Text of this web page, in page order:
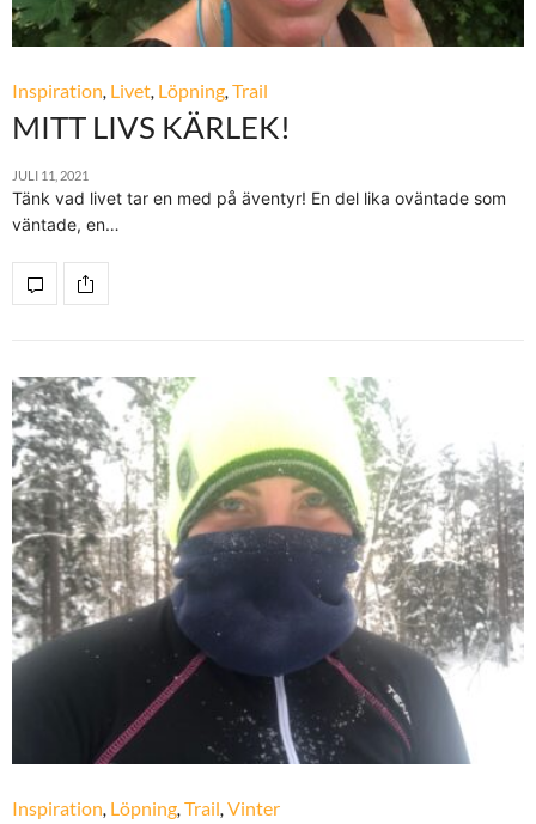
Inspiration, Livet, Löpning,Trail
MITT LIVS KÄRLEK!
JULI 11, 2021
Tänk vad livet tar en med på äventyr! En del lika oväntade som
väntade, en…
Inspiration, Löpning,Trail,Vinter